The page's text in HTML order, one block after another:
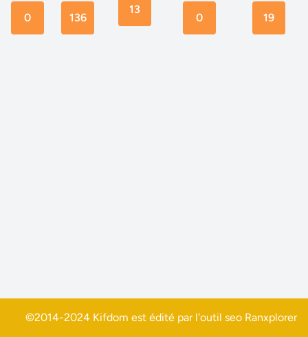
0
136
13
0
19
©2014-2024 Kifdom est édité par l'outil seo Ranxplorer